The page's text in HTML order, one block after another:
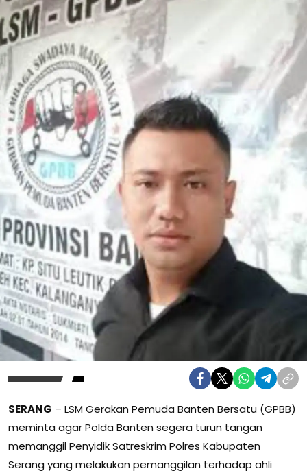
SERANG – LSM Gerakan Pemuda Banten Bersatu (GPBB)
meminta agar Polda Banten segera turun tangan
memanggil Penyidik Satreskrim Polres Kabupaten
Serang yang melakukan pemanggilan terhadap ahli